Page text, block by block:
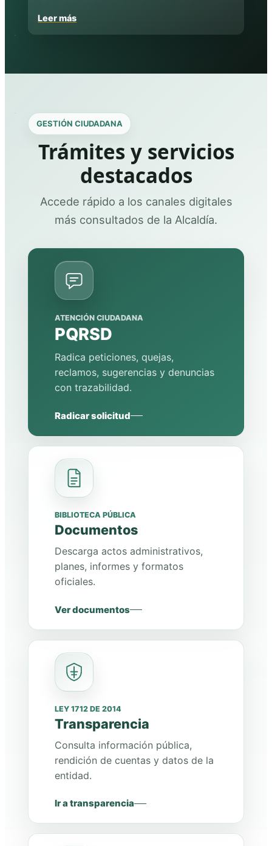
Leer más
GESTIÓN CIUDADANA
Trámites y servicios
destacados
Accede rápido a los canales digitales
más consultados de la Alcaldía.
ATENCIÓN CIUDADANA
PQRSD
Radica peticiones, quejas,
reclamos, sugerencias y denuncias
con trazabilidad.
Radicar solicitud
BIBLIOTECA PÚBLICA
Documentos
Descarga actos administrativos,
planes, informes y formatos
oficiales.
Ver documentos
LEY 1712 DE 2014
Transparencia
Consulta información pública,
rendición de cuentas y datos de la
entidad.
Ir a transparencia